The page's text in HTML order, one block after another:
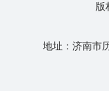
版
地址：济南市